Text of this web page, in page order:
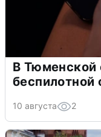
В Тюменской
беспилотной
10 августа 2